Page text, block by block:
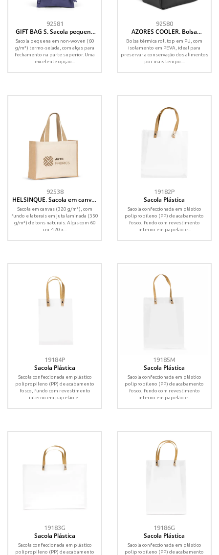
92581
GIFT BAG S. Sacola pequena
em non-woven (60 g/m²)
termo-selada
Sacola pequena em non-woven (60
g/m²) termo-selada, com alças para
fechamento na parte superior. Uma
excelente opção...
92580
AZORES COOLER. Bolsa
térmica roll top em PU, com
isolamento em PEVA (7L)
Bolsa térmica roll top em PU, com
isolamento em PEVA, ideal para
preservar a conservação dos alimentos
por mais tempo....
92538
HELSINQUE. Sacola em canvas
(320g/m²), com fundo e laterais
em juta laminada (350 g/m²) de
tons naturais
Sacola em canvas (320 g/m²), com
fundo e laterais em juta laminada (350
g/m²) de tons naturais. Alças com 60
cm. 420 x...
19182P
Sacola Plástica
Sacola confeccionada em plástico
polipropileno (PP) de acabamento
fosco, fundo com revestimento
interno em papelão e...
19184P
Sacola Plástica
Sacola confeccionada em plástico
polipropileno (PP) de acabamento
fosco, fundo com revestimento
interno em papelão e...
19185M
Sacola Plástica
Sacola confeccionada em plástico
polipropileno (PP) de acabamento
fosco, fundo com revestimento
interno em papelão e...
19183G
Sacola Plástica
Sacola confeccionada em plástico
polipropileno (PP) de acabamento
19186G
Sacola Plástica
Sacola confeccionada em plástico
polipropileno (PP) de acabamento